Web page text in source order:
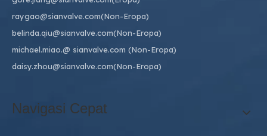
raygao@sianvalve.com(Non-Eropa)
belinda.qiu@sianvalve.com(Non-Eropa)
michael.miao.@ sianvalve.com (Non-Eropa)
daisy.zhou@sianvalve.com(Non-Eropa)
Navigasi Cepat